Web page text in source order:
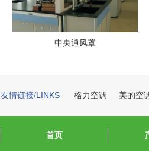
中央通风罩
友情链接/LINKS 格力空调 美的空
首页